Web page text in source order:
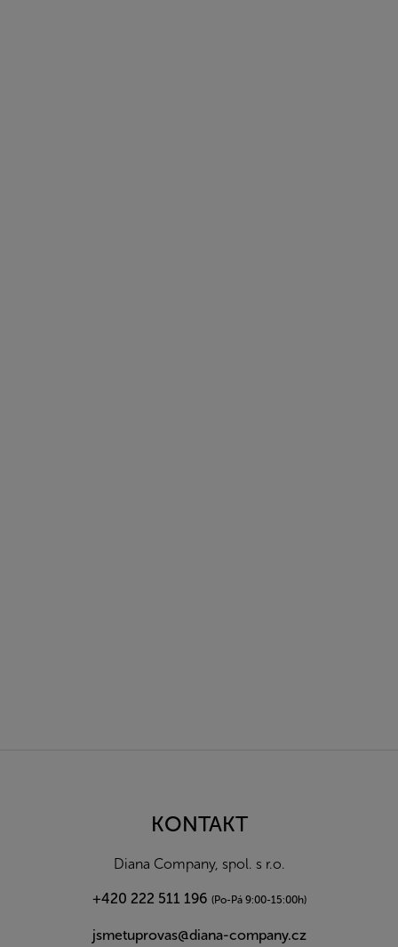
KONTAKT
Diana Company, spol. s r.o.
+420 222 511 196 (Po-Pá 9:00-15:00h)
jsmetuprovas@diana-company.cz